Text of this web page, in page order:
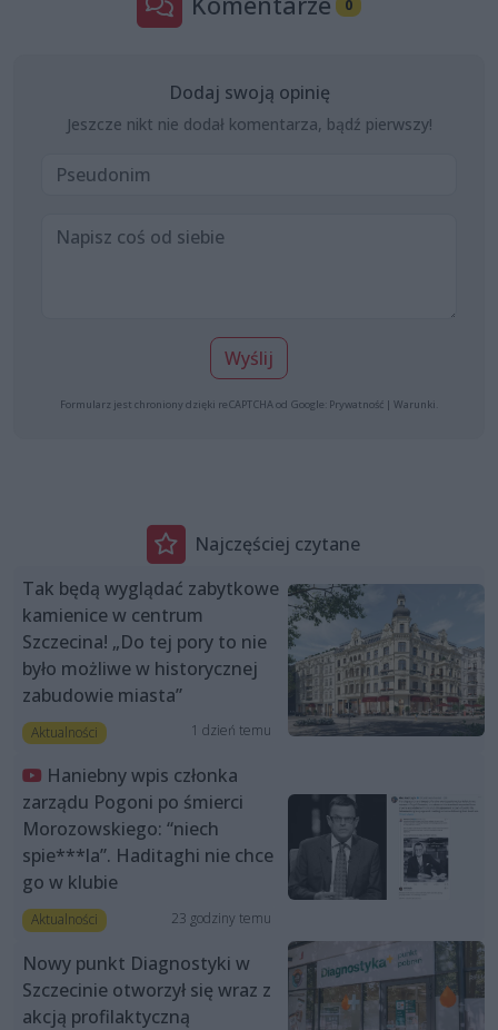
0
Dodaj swoją opinię
Jeszcze nikt nie dodał komentarza, bądź pierwszy!
Wyślij
Formularz jest chroniony dzięki reCAPTCHA od Google: Prywatność | Warunki
Najczęściej czytane
Tak będą wyglądać zabytkowe
kamienice w centrum
Szczecina! „Do tej pory to nie
było możliwe w historycznej
zabudowie miasta”
Aktualności 1 dzień temu
Haniebny wpis członka
zarządu Pogoni po śmierci
Morozowskiego: “niech
spie***la”. Haditaghi nie chce
go w klubie
Aktualności 23 godziny temu
Nowy punkt Diagnostyki w
Szczecinie otworzył się wraz z
akcją profilaktyczną